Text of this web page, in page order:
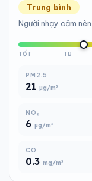
Trung bình
Người nhạy cảm
TỐT TB
PM2.5
21 µg/m³
NO₂
6 µg/m³
CO
0.3 mg/m³